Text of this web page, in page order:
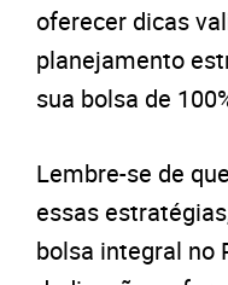
oferecer dicas
planejamento
sua bolsa de
Lembre-se de
essas
bolsa integral no